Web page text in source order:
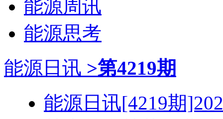
能源周讯
能源思考
能源日讯 >第4219期
能源日讯[4219期